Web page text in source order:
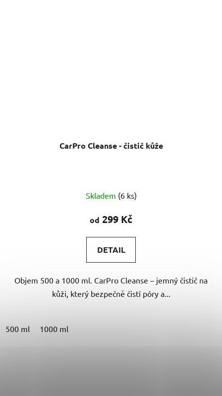
CarPro Cleanse - čistič kůže
hodnocení
produktu
5,0
z
hvězdiček.
Skladem (6 ks)
od 299 Kč
DETAIL
Objem 500 a 1000 ml. CarPro Cleanse – jemný čistič na
kůži, který bezpečně čistí póry a...
500 ml 1000 ml